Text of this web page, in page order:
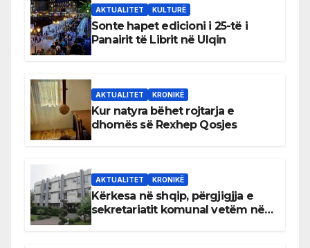
AKTUALITET KULTURË
Sonte hapet edicioni i 25-të i
Panairit të Librit në Ulqin
AKTUALITET KRONIKË
Kur natyra bëhet rojtarja e
dhomës së Rexhep Qosjes
AKTUALITET KRONIKË
Kërkesa në shqip, përgjigjja e
sekretariatit komunal vetëm në